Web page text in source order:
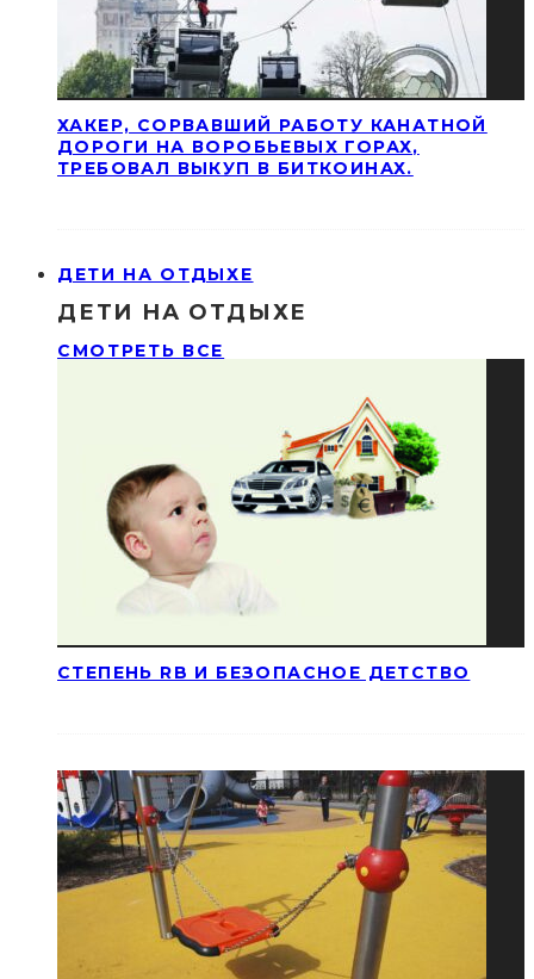
ХАКЕР, СОРВАВШИЙ РАБОТУ КАНАТНОЙ
ДОРОГИ НА ВОРОБЬЕВЫХ ГОРАХ,
ТРЕБОВАЛ ВЫКУП В БИТКОИНАХ.
ДЕТИ НА ОТДЫХЕ
ДЕТИ НА ОТДЫХЕ
СМОТРЕТЬ ВСЕ
СТЕПЕНЬ RB И БЕЗОПАСНОЕ ДЕТСТВО